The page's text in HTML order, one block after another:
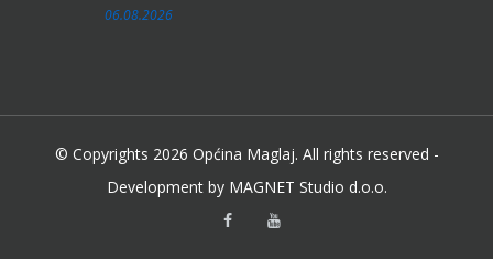
06.08.2026
© Copyrights 2026 Općina Maglaj. All rights reserved -
Development by MAGNET Studio d.o.o.